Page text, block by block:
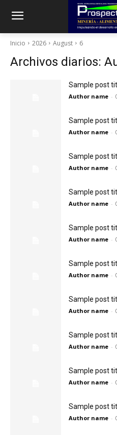
Inicio 2026 August 6
Archivos diarios:
Sample post
Author name -
Sample post
Author name -
Sample post
Author name -
Sample post
Author name -
Sample post
Author name -
Sample post
Author name -
Sample post
Author name -
Sample post
Author name -
Sample post
Author name -
Sample post
Author name -